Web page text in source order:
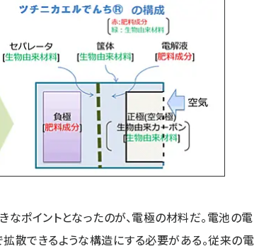
なポイントとなったのが、電極の材料だ。電池の電
散できるような構造にする必要がある。従来の電